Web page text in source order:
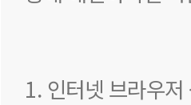
1. 인터넷 브라우